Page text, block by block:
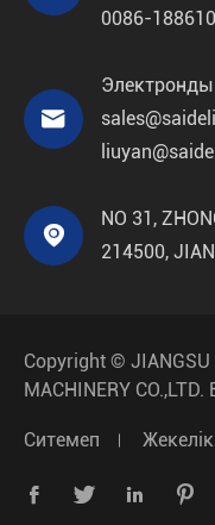
0086-


NO 31,
214500,
Copyright © JIANGSU
MACHINERY CO.,LTD.
Ситемеп
   